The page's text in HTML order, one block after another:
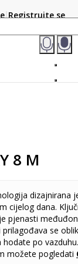
online i
Registrujte se
8 M
dizajnirana
cijelog dana.
pjenasti
se
po
možete pogledati